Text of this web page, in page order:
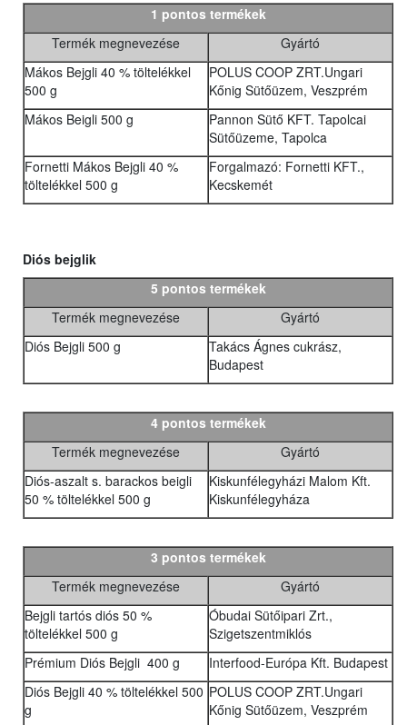
1 pontos termékek
Termék megnevezése
Gyártó
Mákos Bejgli 40 % töltelékkel
500 g
POLUS COOP ZRT.Ungari
Kőnig Sütőüzem, Veszprém
Mákos Beigli 500 g
Pannon Sütő KFT. Tapolcai
Sütőüzeme, Tapolca
Fornetti Mákos Bejgli 40 %
töltelékkel 500 g
Forgalmazó: Fornetti KFT.,
Kecskemét
Diós bejglik
5 pontos termékek
Termék megnevezése
Gyártó
Diós Bejgli 500 g
Takács Ágnes cukrász,
Budapest
4 pontos termékek
Termék megnevezése
Gyártó
Diós-aszalt s. barackos beigli
50 % töltelékkel 500 g
Kiskunfélegyházi Malom Kft.
Kiskunfélegyháza
3 pontos termékek
Termék megnevezése
Gyártó
Bejgli tartós diós 50 %
töltelékkel 500 g
Óbudai Sütőipari Zrt.,
Szigetszentmiklós
Prémium Diós Bejgli 400 g
Interfood-Európa Kft. Budapest
Diós Bejgli 40 % töltelékkel 500
g
POLUS COOP ZRT.Ungari
Kőnig Sütőüzem, Veszprém